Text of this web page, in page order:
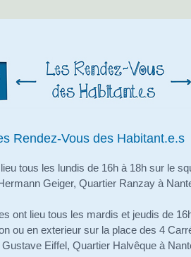
Rendez-Vous des Habitant.e.s
tous les lundis de 16h à 18h sur le
Geiger, Quartier Ranzay à
ont lieu tous les mardis et jeudis de
ou en exterieur sur la place des 4
Gustave Eiffel, Quartier Halvêque à